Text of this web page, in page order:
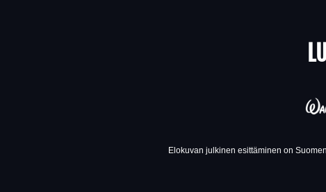
Elokuvan julkinen esittäminen on